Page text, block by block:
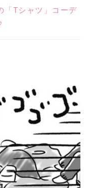
「Tシャツ」コーデ